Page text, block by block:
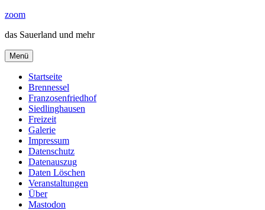
Zum
springen
zoom
das Sauerland und mehr
Menü
Startseite
Brennessel
Franzosenfriedhof
Siedlinghausen
Freizeit
Galerie
Impressum
Datenschutz
Datenauszug
Daten Löschen
Veranstaltungen
Über
Mastodon